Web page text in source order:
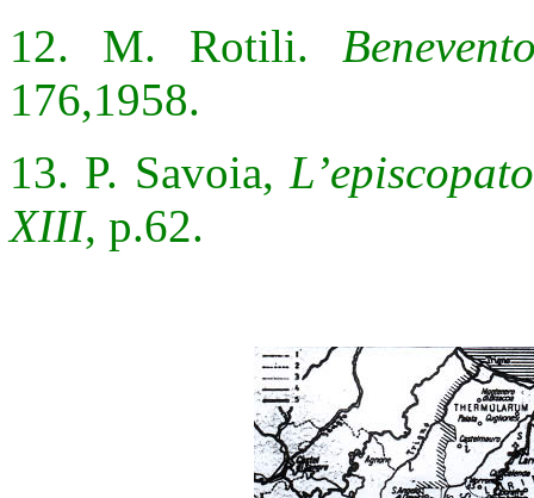
12. M. Rotili.
176,1958.
13. P. Savoia,
XIII, p.62.